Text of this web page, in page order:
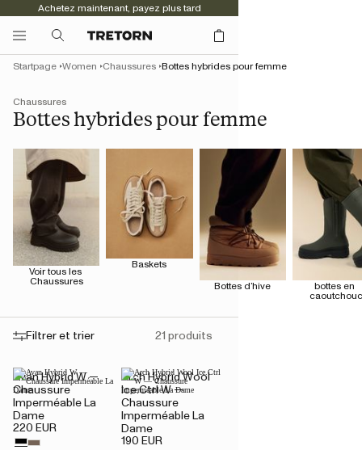
Achetez maintenant, payez plus tard
Chaussures
Bottes hybrides pour femme
Startpage Women Chaussures Bottes hybrides pour femme
Voir tous les
Chaussures
Baskets
Bottes d’hive
bottes en
caoutchouc
Filtrer et trier 21 produits
Avan Hybrid W —
Chaussure
Imperméable La
Dame
220 EUR
Arch Hybrid Wool
Ice.Ctrl W —
Chaussure
Imperméable La
Dame
190 EUR